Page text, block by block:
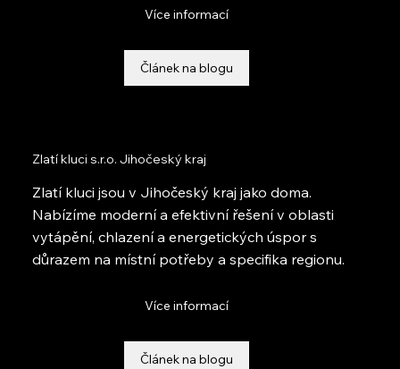
Více informací
Článek na blogu
Zlatí kluci s.r.o. Jihočeský kraj
Zlatí kluci jsou v Jihočeský kraj jako doma.
Nabízíme moderní a efektivní řešení v oblasti
vytápění, chlazení a energetických úspor s
důrazem na místní potřeby a specifika regionu.
Více informací
Článek na blogu